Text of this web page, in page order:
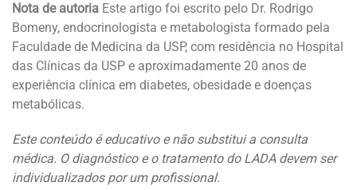
Nota de autoria Este artigo foi escrito pelo Dr. Rodrigo
Bomeny, endocrinologista e metabologista formado pela
Faculdade de Medicina da USP, com residência no Hospital
das Clínicas da USP e aproximadamente 20 anos de
experiência clínica em diabetes, obesidade e doenças
metabólicas.
Este conteúdo é educativo e não substitui a consulta
médica. O diagnóstico e o tratamento do LADA devem ser
individualizados por um profissional.